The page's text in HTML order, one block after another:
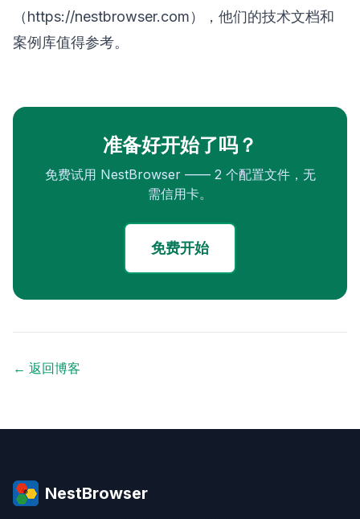
（https://nestbrowser.com），他们的技术文档和
案例库值得参考。
准备好开始了吗？
免费试用 NestBrowser —— 2 个配置文件，无
需信用卡。
免费开始
← 返回博客
NestBrowser